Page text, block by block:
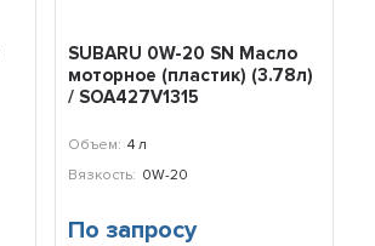
SUBARU 0W-20 SN Масло
моторное (пластик) (3.78л)
/ SOA427V1315
Объем: 4 л
Вязкость: 0W-20
По запросу